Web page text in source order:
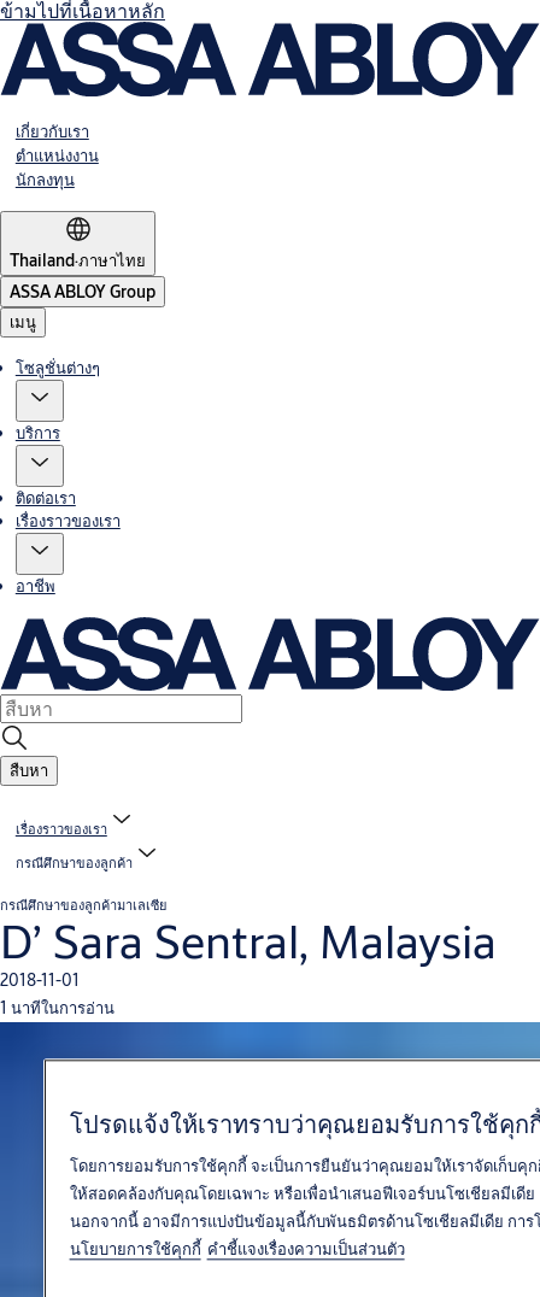
ข้ามไปที่เนื้อหาหลัก
เกี่ยวกับเรา
ตำแหน่งงาน
นักลงทุน
Thailand·ภาษาไทย
ASSA ABLOY Group
เมนู
โซลูชั่นต่างๆ
บริการ
ติดต่อเรา
เรื่องราวของเรา
อาชีพ
สืบหา
เรื่องราวของเรา
กรณีศึกษาของลูกค้า
กรณีศึกษาของลูกค้ามาเลเซีย
D’ Sara Sentral, Malaysia
2018-11-01
1 นาทีในการอ่าน
โปรดแจ้งให้เราทราบว่าคุณยอมรับการใช้คุก
โดยการยอมรับการใช้คุกกี้ จะเป็นการยืนยันว่าคุณยอมให้เราจัดเก็บคุ
ให้สอดคล้องกับคุณโดยเฉพาะ หรือเพื่อนำเสนอฟีเจอร์บนโซเชียลมีเดี
นอกจากนี้ อาจมีการแบ่งปันข้อมูลนี้กับพันธมิตรด้านโซเชียลมีเดีย การ
นโยบายการใช้คุกกี้ คำชี้แจงเรื่องความเป็นส่วนตัว